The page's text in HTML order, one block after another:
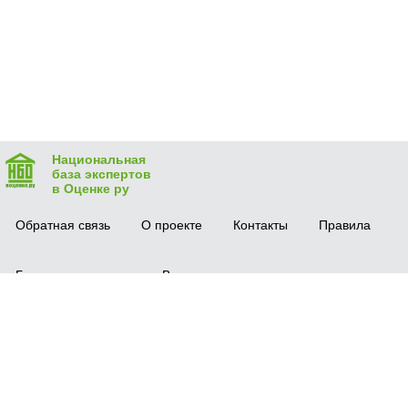
Национальная
база экспертов
в Оценке ру
Обратная связь О проекте Контакты Правила
Безопасная сделка Вопрос-ответ